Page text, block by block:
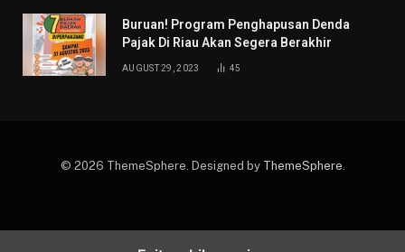
Buruan! Program Penghapusan Denda
Pajak Di Riau Akan Segera Berakhir
AUGUST 29, 2023 45
© 2026 ThemeSphere. Designed by ThemeSphere.